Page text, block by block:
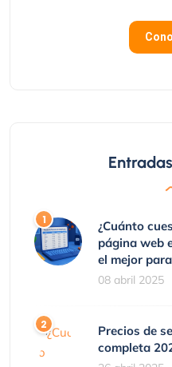
¿Cuánto
página web
el mejor
08 abril 2025
Precios de
completa